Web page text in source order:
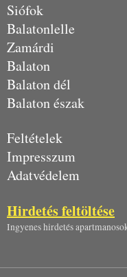
Siófok
Balatonlelle
Zamárdi
Balaton
Balaton dél
Balaton észak
Feltételek
Impresszum
Adatvédelem
Hirdetés feltöltése
Ingyenes hirdetés